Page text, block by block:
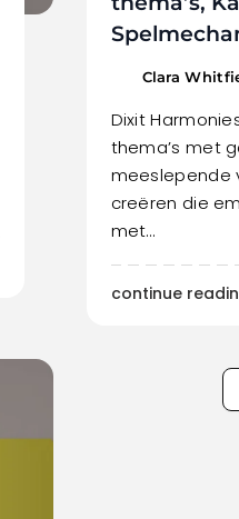
Clara
Dixit
thema’s met
meeslepende
creëren die
met…
continue